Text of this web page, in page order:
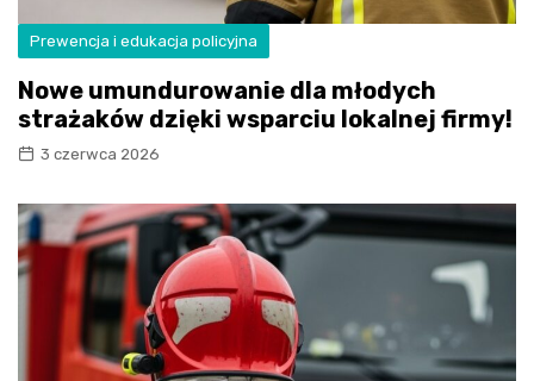
Prewencja i edukacja policyjna
Nowe umundurowanie dla młodych
strażaków dzięki wsparciu lokalnej firmy!
3 czerwca 2026